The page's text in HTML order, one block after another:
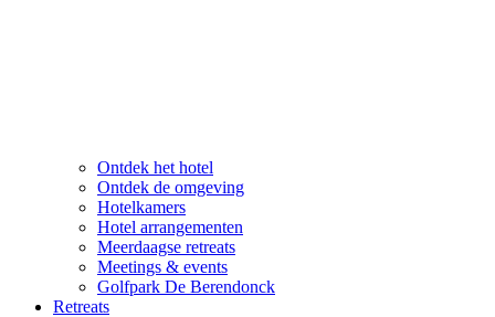
Ontdek het hotel
Ontdek de omgeving
Hotelkamers
Hotel arrangementen
Meerdaagse retreats
Meetings & events
Golfpark De Berendonck
Retreats